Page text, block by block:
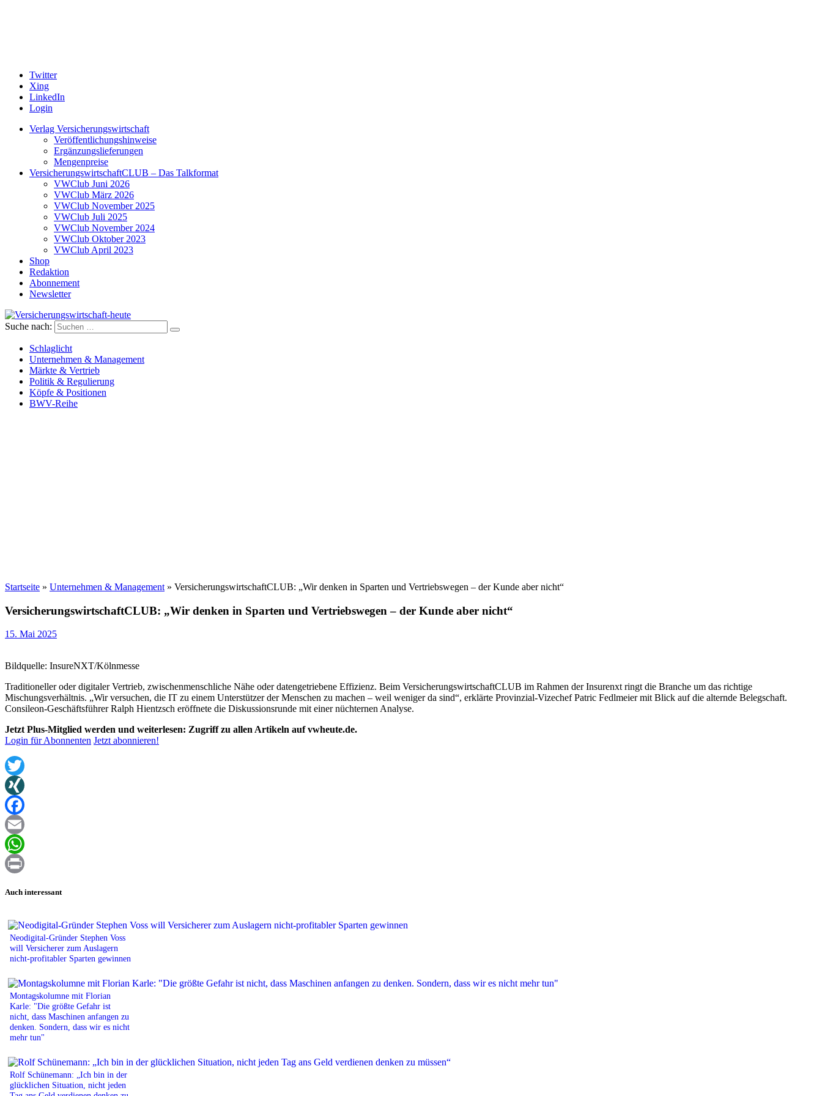
Twitter
Xing
LinkedIn
Login
Verlag Versicherungswirtschaft
Veröffentlichungshinweise
Ergänzungslieferungen
Mengenpreise
VersicherungswirtschaftCLUB – Das Talkformat
VWClub Juni 2026
VWClub März 2026
VWClub November 2025
VWClub Juli 2025
VWClub November 2024
VWClub Oktober 2023
VWClub April 2023
Shop
Redaktion
Abonnement
Newsletter
Versicherungswirtschaft-heute
Suche nach:
Schlaglicht
Unternehmen & Management
Märkte & Vertrieb
Politik & Regulierung
Köpfe & Positionen
BWV-Reihe
Startseite » Unternehmen & Management » VersicherungswirtschaftCLUB: „Wir denken in Sparten und Vertriebswegen – der Kunde aber nicht“
VersicherungswirtschaftCLUB: „Wir denken in Sparten und Vertriebswegen – der Kunde aber nicht“
15. Mai 2025
Bildquelle: InsureNXT/Kölnmesse
Traditioneller oder digitaler Vertrieb, zwischenmenschliche Nähe oder datengetriebene Effizienz. Beim VersicherungswirtschaftCLUB im Rahmen der Insurenxt ringt die Branche um das richtige
Mischungsverhältnis. „Wir versuchen, die IT zu einem Unterstützer der Menschen zu machen – weil weniger da sind“, erklärte Provinzial-Vizechef Patric Fedlmeier mit Blick auf die alternde Belegschaft.
Consileon-Geschäftsführer Ralph Hientzsch eröffnete die Diskussionsrunde mit einer nüchternen Analyse.
Jetzt Plus-Mitglied werden und weiterlesen: Zugriff zu allen Artikeln auf vwheute.de.
Login für Abonnenten Jetzt abonnieren!
Twitter
XING
Facebook
Email
WhatsApp
Auch interessant
Neodigital-Gründer Stephen Voss
will Versicherer zum Auslagern
nicht-profitabler Sparten gewinnen
Montagskolumne mit Florian
Karle: "Die größte Gefahr ist
nicht, dass Maschinen anfangen zu
denken. Sondern, dass wir es nicht
mehr tun"
Rolf Schünemann: „Ich bin in der
glücklichen Situation, nicht jeden